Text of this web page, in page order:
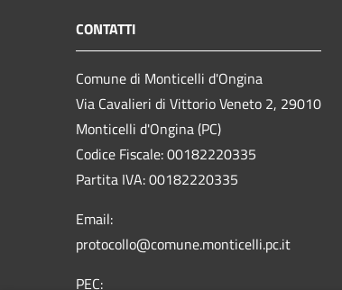
CONTATTI
Comune di Monticelli d'Ongina
Via Cavalieri di Vittorio Veneto 2, 29010
Monticelli d'Ongina (PC)
Codice Fiscale: 00182220335
Partita IVA: 00182220335
Email:
protocollo@comune.monticelli.pc.it
PEC: